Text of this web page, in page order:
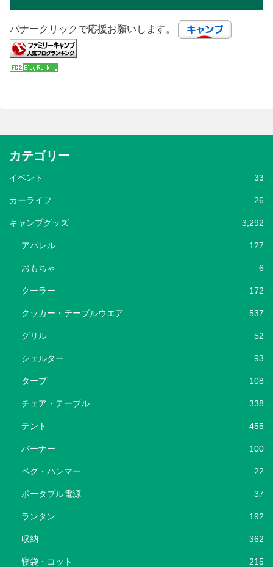
バナークリックで応援お願いします。
カテゴリー
イベント 33
カーライフ 26
キャンプグッズ 3,292
アパレル 127
おもちゃ 6
クーラー 172
クッカー・テーブルウエア 537
グリル 52
シェルター 93
タープ 108
チェア・テーブル 338
テント 455
バーナー 100
ペグ・ハンマー 22
ポータブル電源 37
ランタン 192
収納 362
寝袋・コット 215